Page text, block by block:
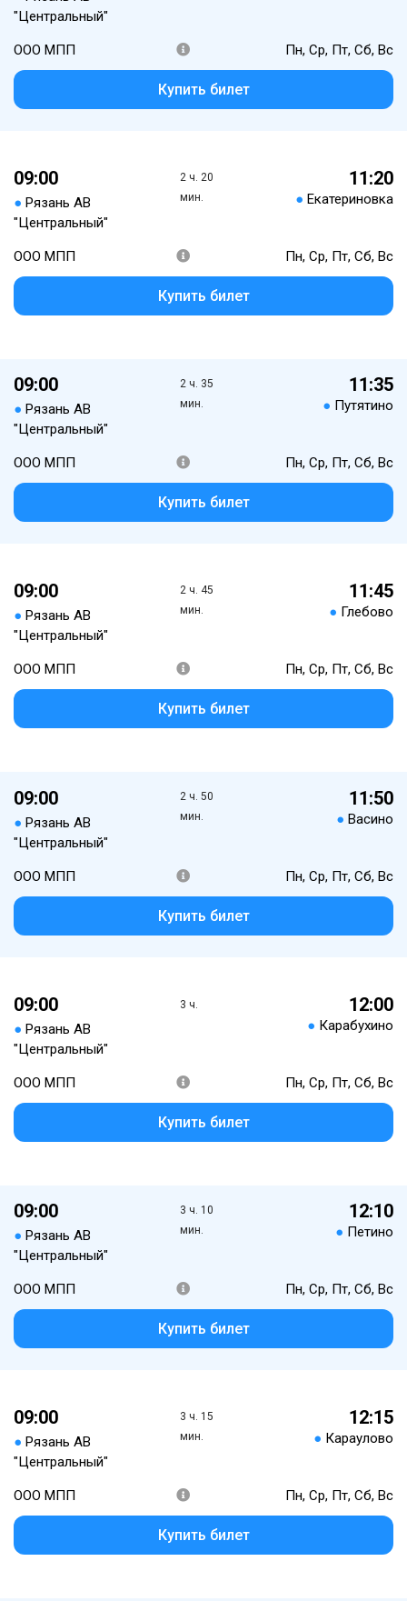
"Центральный"
ООО МПП Пн, Ср, Пт, Сб, Вс
Купить билет
09:00
● Рязань АВ
"Центральный"
2 ч. 20
мин.
11:20
● Екатериновка
ООО МПП Пн, Ср, Пт, Сб, Вс
Купить билет
09:00
● Рязань АВ
"Центральный"
2 ч. 35
мин.
11:35
● Путятино
ООО МПП Пн, Ср, Пт, Сб, Вс
Купить билет
09:00
● Рязань АВ
"Центральный"
2 ч. 45
мин.
11:45
● Глебово
ООО МПП Пн, Ср, Пт, Сб, Вс
Купить билет
09:00
● Рязань АВ
"Центральный"
2 ч. 50
мин.
11:50
● Васино
ООО МПП Пн, Ср, Пт, Сб, Вс
Купить билет
09:00
● Рязань АВ
"Центральный"
3 ч. 12:00
● Карабухино
ООО МПП Пн, Ср, Пт, Сб, Вс
Купить билет
09:00
● Рязань АВ
"Центральный"
3 ч. 10
мин.
12:10
● Петино
ООО МПП Пн, Ср, Пт, Сб, Вс
Купить билет
09:00
● Рязань АВ
"Центральный"
3 ч. 15
мин.
12:15
● Караулово
ООО МПП Пн, Ср, Пт, Сб, Вс
Купить билет